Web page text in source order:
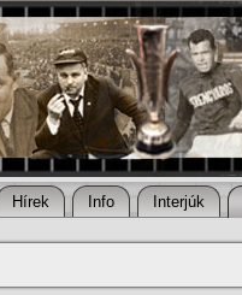
Hí­rek Info Interjúk